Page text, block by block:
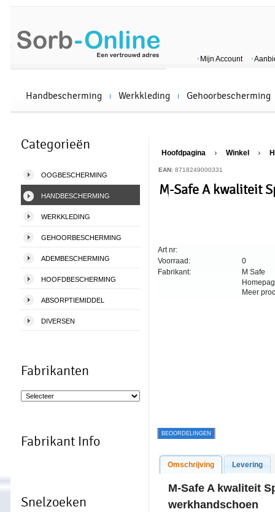
Mijn Account
Handbescherming Werkkleding Gehoorbescherming
Categorieën
OOGBESCHERMING
HANDBESCHERMING
WERKKLEDING
GEHOORBESCHERMING
ADEMBESCHERMING
HOOFDBESCHERMING
ABSORPTIEMIDDEL
DIVERSEN
Fabrikanten
Fabrikant Info
Snelzoeken
Hoofdpagina Winkel
EAN: 8718249000331
M-Safe A kwaliteit
Art nr:
Voorraad:
Fabrikant:
0
M Safe
Meer
BEOORDELINGEN
Omschrijving Levering
M-Safe A kwaliteit
werkhandschoen